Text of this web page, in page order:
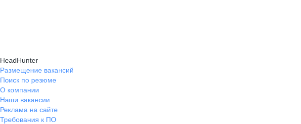
HeadHunter
Размещение вакансий
Поиск по резюме
О компании
Наши вакансии
Реклама на сайте
Требования к ПО